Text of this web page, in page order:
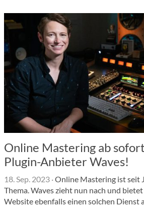
Online Mastering ab
Plugin-Anbieter Waves!
18. Sep. 2023 ·Online Mastering ist seit
Thema. Waves zieht nun nach und
Website ebenfalls einen solchen Dienst